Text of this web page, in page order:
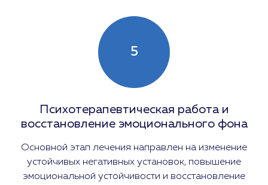
5
Психотерапевтическая работа и
восстановление эмоционального фона
Основной этап лечения направлен на изменение
устойчивых негативных установок, повышение
эмоциональной устойчивости и восстановление